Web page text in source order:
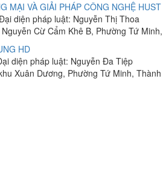
MẠI VÀ GIẢI PHÁP CÔNG NGHỆ HUST
diện pháp luật: Nguyễn Thị Thoa
Cừ Cẩm Khê B, Phường Tứ
HD
diện pháp luật: Nguyễn Đa Tiệp
Xuân Dương, Phường Tứ Minh,